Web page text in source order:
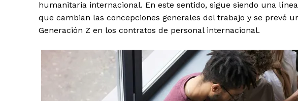
humanitaria internacional. En este sentido, sigue siendo una
que cambian las concepciones generales del trabajo y se prevé
Generación Z en los contratos de personal internacional.